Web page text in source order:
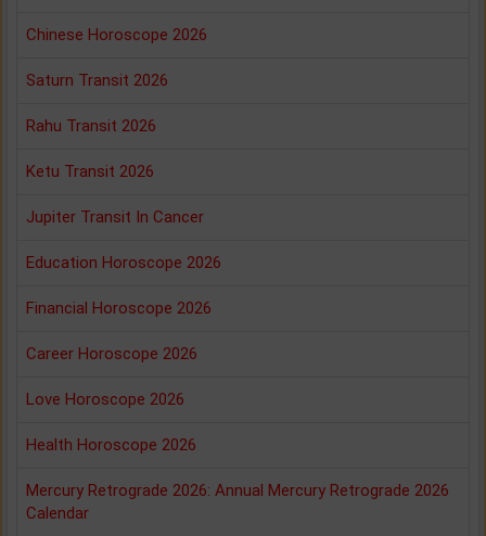
Chinese Horoscope 2026
Saturn Transit 2026
Rahu Transit 2026
Ketu Transit 2026
Jupiter Transit In Cancer
Education Horoscope 2026
Financial Horoscope 2026
Career Horoscope 2026
Love Horoscope 2026
Health Horoscope 2026
Mercury Retrograde 2026: Annual Mercury Retrograde 2026
Calendar